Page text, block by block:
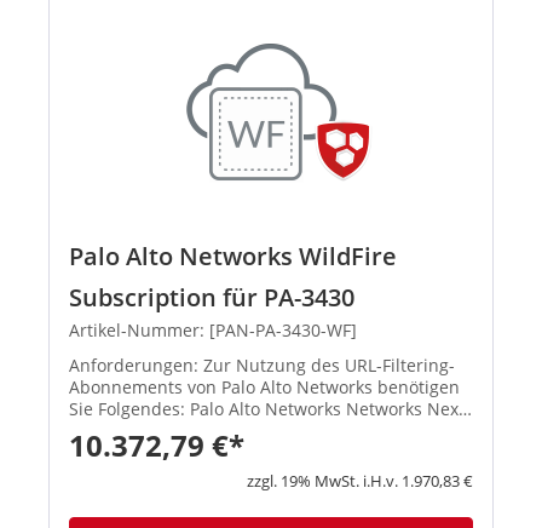
Palo Alto Networks WildFire
Subscription für PA-3430
Artikel-Nummer: [PAN-PA-3430-WF]
Anforderungen: Zur Nutzung des URL-Filtering-
Abonnements von Palo Alto Networks benötigen
Sie Folgendes: Palo Alto Networks Networks Next-
Generation Firewalls mit PAN-OS Palo Alto
Networks Networks Threat Prev...
10.372,79 €*
zzgl. 19% MwSt. i.H.v. 1.970,83 €